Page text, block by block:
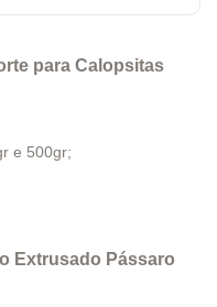
para Calopsitas
e 500gr;
Extrusado Pássaro